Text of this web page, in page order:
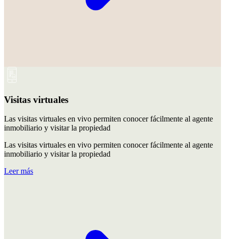
Visitas virtuales
Las visitas virtuales en vivo permiten conocer fácilmente al agente
inmobiliario y visitar la propiedad
Las visitas virtuales en vivo permiten conocer fácilmente al agente
inmobiliario y visitar la propiedad
Leer más